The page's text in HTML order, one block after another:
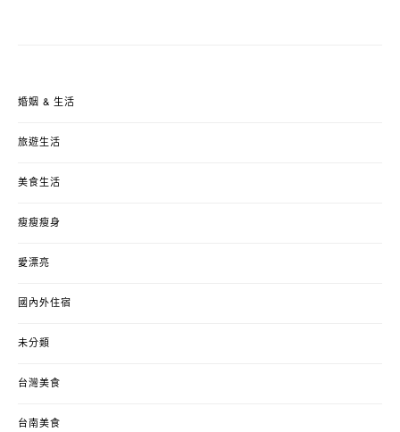
婚姻 & 生活
旅遊生活
美食生活
瘦瘦瘦身
愛漂亮
國內外住宿
未分類
台灣美食
台南美食